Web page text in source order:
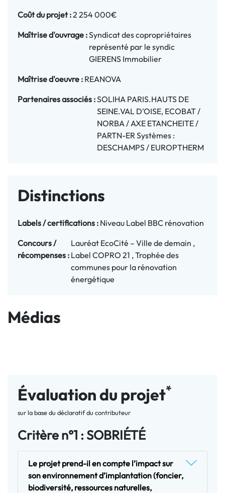
Coût du projet :2 254 000€
Maîtrise d'ouvrage :Syndicat des copropriétaires
représenté par le syndic
GIERENS Immobilier
Maîtrise d'oeuvre : REANOVA
Partenaires associés :SOLIHA PARIS.HAUTS DE
SEINE.VAL D'OISE, ECOBAT /
NORBA / AXE ETANCHEITE /
PARTN-ER Systèmes :
DESCHAMPS / EUROPTHERM
Distinctions
Labels / certifications : Niveau Label BBC rénovation
Concours /
récompenses :
Lauréat EcoCité – Ville de demain ,
Label COPRO 21 , Trophée des
communes pour la rénovation
énergétique
Médias
Évaluation du projet*
sur la base du déclaratif du contributeur
Critère n°1 : SOBRIÉTÉ
Le projet prend-il en compte l’impact sur
son environnement d’implantation (foncier,
biodiversité, ressources naturelles,